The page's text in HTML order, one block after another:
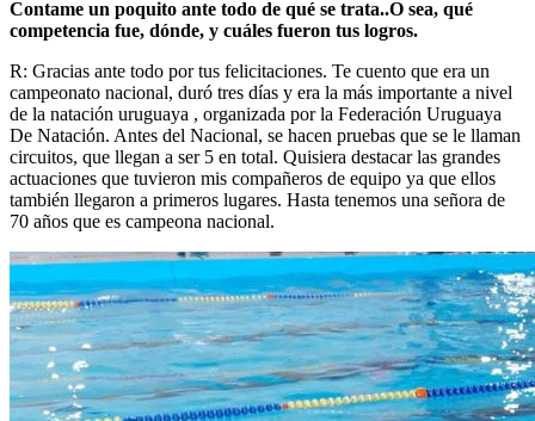
Contame un poquito ante todo de qué se trata..O sea, qué
competencia fue, dónde, y cuáles fueron tus logros.
R: Gracias ante todo por tus felicitaciones. Te cuento que era un
campeonato nacional, duró tres días y era la más importante a nivel
de la natación uruguaya , organizada por la Federación Uruguaya
De Natación. Antes del Nacional, se hacen pruebas que se le llaman
circuitos, que llegan a ser 5 en total. Quisiera destacar las grandes
actuaciones que tuvieron mis compañeros de equipo ya que ellos
también llegaron a primeros lugares. Hasta tenemos una señora de
70 años que es campeona nacional.